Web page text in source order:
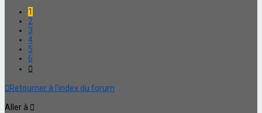
1
2
3
4
5
6
Retourner à l’index du forum
Aller à